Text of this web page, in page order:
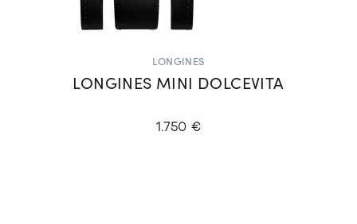
LONGINES
LONGINES MINI DOLCEVITA
1.750 €